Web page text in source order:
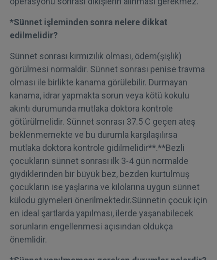
*Sünnet işleminden sonra nelere dikkat
edilmelidir?
Sünnet sonrası kırmızılık olması, ödem(şişlik)
görülmesi normaldir. Sünnet sonrası penise travma
olması ile birlikte kanama görülebilir. Durmayan
kanama, idrar yapmakta sorun veya kötü kokulu
akıntı durumunda mutlaka doktora kontrole
götürülmelidir. Sünnet sonrası 37.5 C geçen ateş
beklenmemekte ve bu durumla karşılaşılırsa
mutlaka doktora kontrole gidilmelidir**.**Bezli
çocukların sünnet sonrası ilk 3-4 gün normalde
giydiklerinden bir büyük bez, bezden kurtulmuş
çocukların ise yaşlarına ve kilolarına uygun sünnet
külodu giymeleri önerilmektedir.Sünnetin çocuk için
en ideal şartlarda yapılması, ilerde yaşanabilecek
sorunların engellenmesi açısından oldukça
önemlidir.